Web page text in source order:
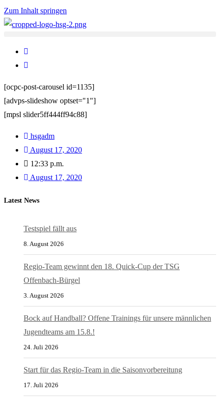
Zum Inhalt springen
[ocpc-post-carousel id=1135]
[advps-slideshow optset="1"]
[mpsl slider5ff444ff94c88]
hsgadm
August 17, 2020
12:33 p.m.
August 17, 2020
Latest News
Testspiel fällt aus
8. August 2026
Regio-Team gewinnt den 18. Quick-Cup der TSG
Offenbach-Bürgel
3. August 2026
Bock auf Handball? Offene Trainings für unsere männlichen
Jugendteams am 15.8.!
24. Juli 2026
Start für das Regio-Team in die Saisonvorbereitung
17. Juli 2026